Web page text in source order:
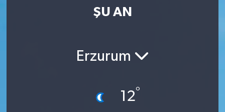
ŞU AN
Erzurum
12°